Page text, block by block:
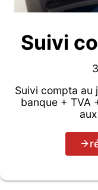
Suivi
Suivi compta au
banque + TVA